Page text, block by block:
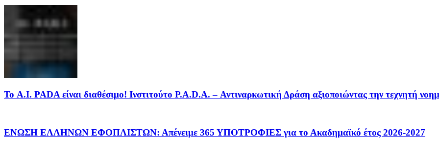
Το A.I. PADA είναι διαθέσιμο! Ινστιτούτο P.A.D.A. – Αντιναρκωτική Δράση αξιοποιώντας την τεχνητή
ΕΝΩΣΗ ΕΛΛΗΝΩΝ ΕΦΟΠΛΙΣΤΩΝ: Απένειμε 365 ΥΠΟΤΡΟΦΙΕΣ για το Ακαδημαϊκό έτος 2026-2027